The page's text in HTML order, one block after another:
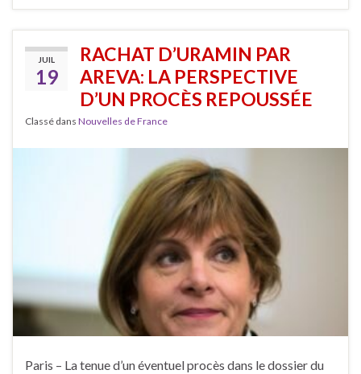
JUIL
19
RACHAT D’URAMIN PAR
AREVA: LA PERSPECTIVE
D’UN PROCÈS REPOUSSÉE
Classé dans Nouvelles de France
Paris – La tenue d’un éventuel procès dans le dossier du